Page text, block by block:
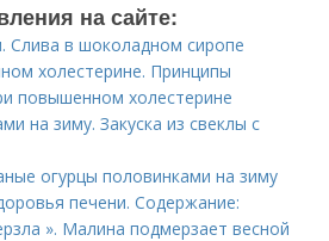
на сайте:
Слива в шоколадном сиропе
холестерине. Принципы
повышенном холестерине
на зиму. Закуска из свеклы с
огурцы половинками на зиму
печени. Содержание:
». Малина подмерзает весной